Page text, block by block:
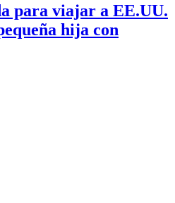
para viajar a EE.UU.
hija con